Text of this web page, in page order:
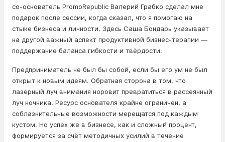
со-основатель PromoRepublic Валерий Грабко сделал мне
подарок после сессии, когда сказал, что я помогаю на
стыке бизнеса и личности. Здесь Саша Бондарь указывает
на другой важный аспект продуктивной бизнес-терапии —
поддержание баланса гибкости и твёрдости.
Предприниматель не был бы собой, если бы его ум не был
открыт к новым идеям. Обратная сторона в том, что
лазерный луч внимания норовит превратиться в рассеянный
луч ночника. Ресурс основателя крайне ограничен, а
соблазнительные возможности мерещатся под каждым
кустом. Но успех же в бизнесе, как и сложный процент,
формируется за счёт методичных усилий в течение